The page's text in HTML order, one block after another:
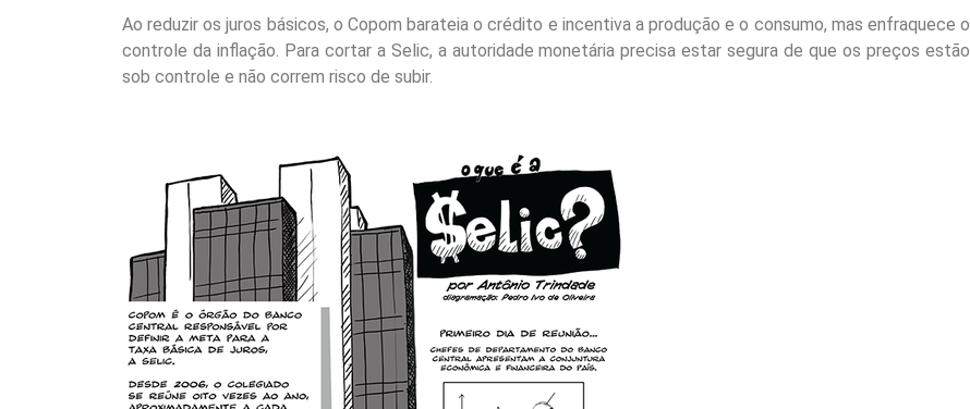
Ao reduzir os juros básicos, o Copom barateia o crédito e incentiva a produção e o consumo, mas enfraquece o
controle da inflação. Para cortar a Selic, a autoridade monetária precisa estar segura de que os preços estão
sob controle e não correm risco de subir.